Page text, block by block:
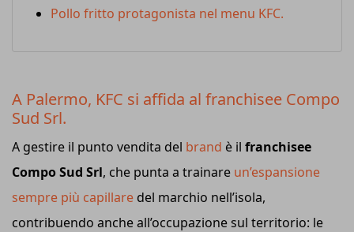
Pollo fritto protagonista nel menu KFC.
A Palermo, KFC si affida al franchisee Compo
Sud Srl.
A gestire il punto vendita del brand è il franchisee
Compo Sud Srl, che punta a trainare un’espansione
sempre più capillare del marchio nell’isola,
contribuendo anche all’occupazione sul territorio: le